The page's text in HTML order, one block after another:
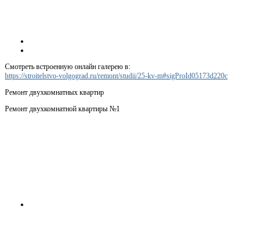
Смотреть встроенную онлайн галерею в:
https://stroitelstvo-volgograd.ru/remont/studii/25-kv-m#sigProId05173d220c
Ремонт двухкомнатных квартир
Ремонт двухкомнатной квартиры №1